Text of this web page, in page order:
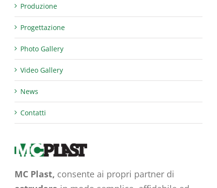
Produzione
Progettazione
Photo Gallery
Video Gallery
News
Contatti
MC Plast, consente ai propri partner di